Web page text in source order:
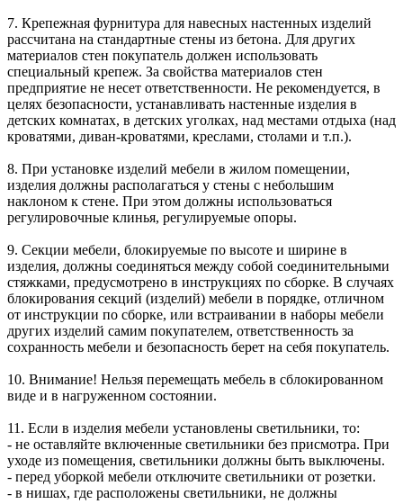
7. Крепежная фурнитура для навесных настенных изделий
рассчитана на стандартные стены из бетона. Для других
материалов стен покупатель должен использовать
специальный крепеж. За свойства материалов стен
предприятие не несет ответственности. Не рекомендуется, в
целях безопасности, устанавливать настенные изделия в
детских комнатах, в детских уголках, над местами отдыха (над
кроватями, диван-кроватями, креслами, столами и т.п.).
8. При установке изделий мебели в жилом помещении,
изделия должны располагаться у стены с небольшим
наклоном к стене. При этом должны использоваться
регулировочные клинья, регулируемые опоры.
9. Секции мебели, блокируемые по высоте и ширине в
изделия, должны соединяться между собой соединительными
стяжками, предусмотрено в инструкциях по сборке. В случаях
блокирования секций (изделий) мебели в порядке, отличном
от инструкции по сборке, или встраивании в наборы мебели
других изделий самим покупателем, ответственность за
сохранность мебели и безопасность берет на себя покупатель.
10. Внимание! Нельзя перемещать мебель в сблокированном
виде и в нагруженном состоянии.
11. Если в изделия мебели установлены светильники, то:
- не оставляйте включенные светильники без присмотра. При
уходе из помещения, светильники должны быть выключены.
- перед уборкой мебели отключите светильники от розетки.
- в нишах, где расположены светильники, не должны